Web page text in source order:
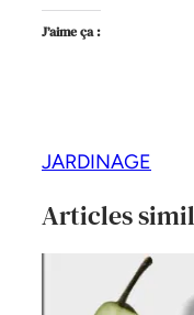
J’aime ça :
JARDINAGE
Articles